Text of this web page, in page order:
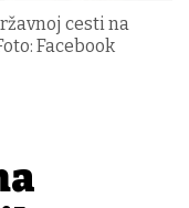
cesti na
Facebook